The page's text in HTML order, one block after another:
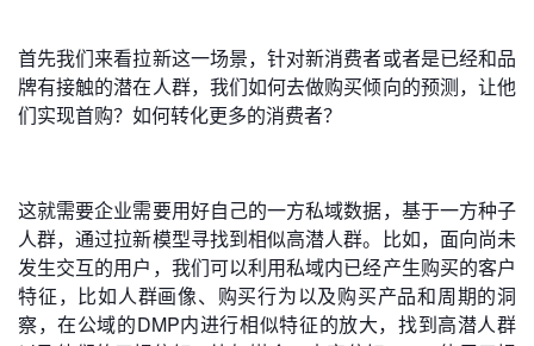
首先我们来看拉新这一场景，针对新消费者或者是已经和品
牌有接触的潜在人群，我们如何去做购买倾向的预测，让他
们实现首购？如何转化更多的消费者？
这就需要企业需要用好自己的一方私域数据，基于一方种子
人群，通过拉新模型寻找到相似高潜人群。比如，面向尚未
发生交互的用户，我们可以利用私域内已经产生购买的客户
特征，比如人群画像、购买行为以及购买产品和周期的洞
察，在公域的DMP内进行相似特征的放大，找到高潜人群